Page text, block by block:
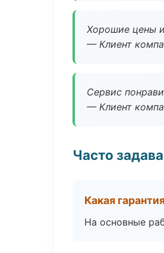
Хорошие цены и
— Клиент
Сервис
— Клиент
Часто
Какая
На основные